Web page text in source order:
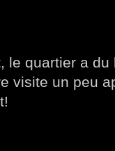
le quartier a
visite un peu